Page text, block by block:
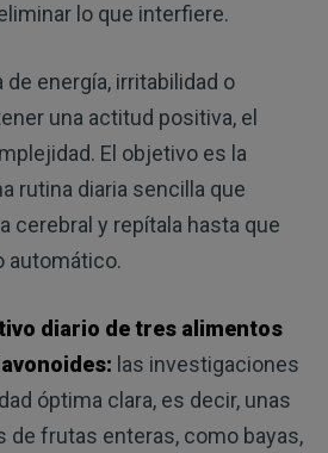
lo que interfiere.
energía, irritabilidad o
una actitud positiva, el
El objetivo es la
rutina diaria sencilla que
cerebral y repítala hasta que
automático.
diario de tres alimentos
las investigaciones
óptima clara, es decir, unas
de frutas enteras, como bayas,